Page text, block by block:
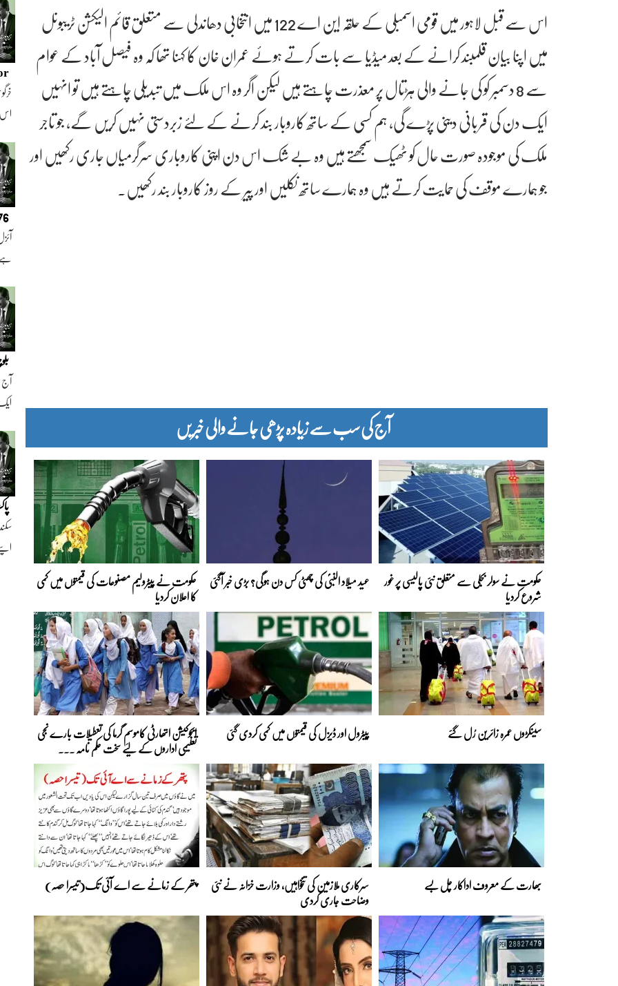
اس سے قبل لاہور میں قومی اسمبلی کے حلقہ این اے 122 میں انتخابی دھاندلی سے متعلق قائم الیکشن ٹریبونل
میں اپنا بیان قلمبند کرانے کے بعد میڈیا سے بات کرتے ہوئے عمران خان کا کہنا تھا کہ وہ فیصل آباد کے عوام
سے 8 دسمبر کو کی جانے والی ہڑتال پر معذرت چاہتے ہیں لیکن اگر وہ اس ملک میں تبدیلی چاہتے ہیں تو انہیں
ایک دن کی قربانی دینی پڑے گی، ہم کسی کے ساتھ کاروبار بند کرنے کے لئے زبردستی نہیں کریں گے، جو تاجر
ملک کی موجودہ صورت حال کو ٹھیک سمجھتے ہیں وہ بے شک اس دن اپنی کاروباری سرگرمیاں جاری رکھیں اور
جو ہمارے موقف کی حمایت کرتے ہیں وہ ہمارے ساتھ نکلیں اور پیر کے روز کاروبار بند رکھیں۔
آج کی سب سے زیادہ پڑھی جانے والی خبریں
حکومت نے سولر بجلی سے متعلق نئی پالیسی پر غور
شروع کردیا
عید میلاد النبیؐ کی چھٹی کس دن ہوگی؟ بڑی خبر آگئی حکومت نے پیٹرولیم مصنوعات کی قیمتوں میں کمی
کا اعلان کردیا
سینکڑوں عمرہ زائرین رُل گئے پیٹرول اور ڈیزل کی قیمتوں میں کمی کردی گئی ایجوکیشن اتھارٹی کاموسمِ گرما کی تعطیلات بارے نجی
تعلیمی اداروں کے لیے سخت حکم نامہ ...
بھارت کے معروف اداکار چل بسے سرکاری ملازمین کی تنخواہیں، وزارت خزانہ نے نئی
وضاحت جاری کردی
پتھر کے زمانے سے اے آئی تک(تیسرا حصہ)